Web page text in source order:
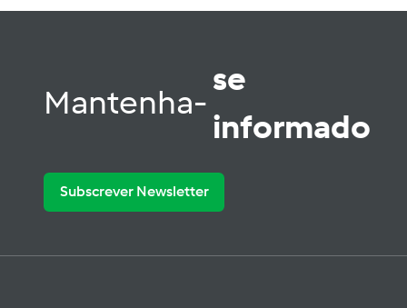
Mantenha-
se
informado
Subscrever Newsletter